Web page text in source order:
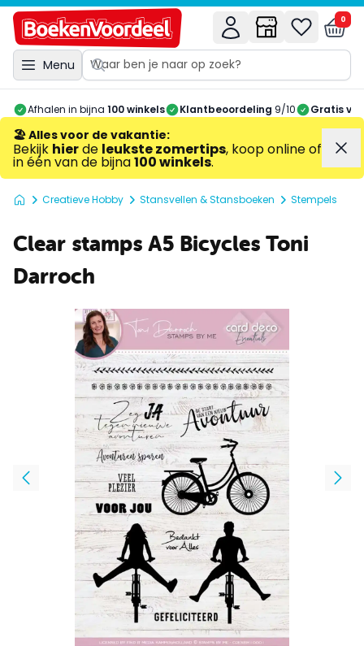
Menu
0
Afhalen in bijna 100 winkels Klantbeoordeling 9/10 Gratis
🏖️ Alles voor de vakantie:
Bekijk hierde leukste zomertips, koop online of
in één van de bijna100 winkels.
Creatieve Hobby Stansvellen & Stansboeken Stempels
Clear stamps A5 Bicycles Toni
Darroch